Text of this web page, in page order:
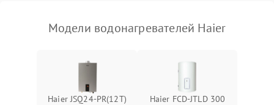
Модели водонагревателей Haier
Haier JSQ24-PR(12T) Haier FCD-JTLD 300